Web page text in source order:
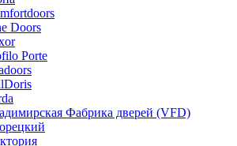
Doors
Porte
Фабрика дверей (VFD)